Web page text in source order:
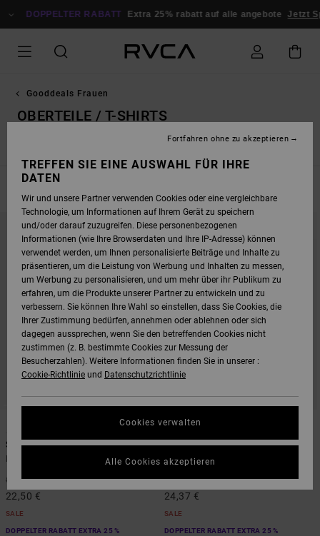
ZUR
DOPPELTER RABATT Extra 25% rabatt auf alle angebote Jetzt Sparen
Gooddeals Frauen
OBERTEILE / T-SHIRTS
DIREKT
FILTERKRITERIEN
ÜBERSPRINGEN
FILTERN
Shiver
Frauen Schwarz Gestricktes Top
50,00 € 55%
22,50 €
SALE
DOPPELTER RABATT EXTRA 25 %
1
Carrie
Frauen Gelb Strick-Weste
65,00 € 63%
24,37 €
SALE
DOPPELTER RABATT EXTRA 25 %
TREFFEN SIE EINE AUSWAHL FÜR IHRE
DATEN
Wir und unsere Partner verwenden Cookies oder eine vergleichbare
Technologie, um Informationen auf Ihrem Gerät zu speichern
und/oder darauf zuzugreifen. Diese personenbezogenen
Informationen (wie Ihre Browserdaten und Ihre IP-Adresse) können
verwendet werden, um Ihnen personalisierte Beiträge und Inhalte zu
präsentieren, um die Leistung von Werbung und Inhalten zu messen,
um Werbung zu personalisieren, und um mehr über ihr Publikum zu
erfahren, um die Produkte unserer Partner zu entwickeln und zu
verbessern. Sie können Ihre Wahl so einstellen, dass Sie Cookies, die
Ihrer Zustimmung bedürfen, annehmen oder ablehnen oder sich
dagegen aussprechen, wenn Sie den betreffenden Cookies nicht
zustimmen (z. B. bestimmte Cookies zur Messung der
Besucherzahlen). Weitere Informationen finden Sie in unserer :
Cookie-Richtlinie und Datenschutzrichtlinie
Cookies verwalten
Fortfahren ohne zu akzeptieren
Alle Cookies akzeptieren